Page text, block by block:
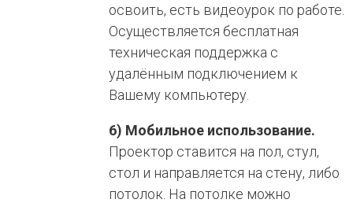
освоить, есть видеоурок по работе.
Осуществляется бесплатная
техническая поддержка с
удалённым подключением к
Вашему компьютеру.
6) Мобильное использование.
Проектор ставится на пол, стул,
стол и направляется на стену, либо
потолок. На потолке можно